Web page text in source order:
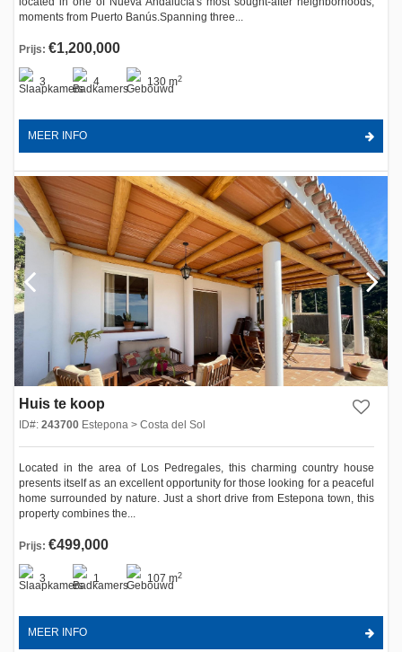
moments from Puerto Banús.Spanning three...
Prijs: €1,200,000
3 4 130 m2
MEER INFO
Huis te koop
ID#: 243700 Estepona > Costa del Sol
Located in the area of Los Pedregales, this charming country house
presents itself as an excellent opportunity for those looking for a peaceful
home surrounded by nature. Just a short drive from Estepona town, this
property combines the...
Prijs: €499,000
3 1 107 m2
MEER INFO